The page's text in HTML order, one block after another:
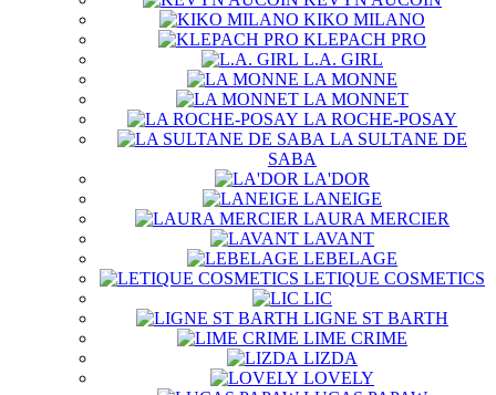
KIKO MILANO
KLEPACH PRO
L.A. GIRL
LA MONNE
LA MONNET
LA ROCHE-POSAY
LA SULTANE DE
SABA
LA'DOR
LANEIGE
LAURA MERCIER
LAVANT
LEBELAGE
LETIQUE COSMETICS
LIC
LIGNE ST BARTH
LIME CRIME
LIZDA
LOVELY